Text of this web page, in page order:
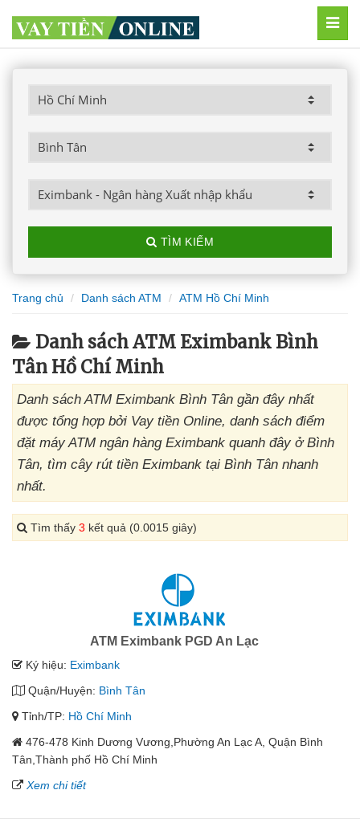
TÌM KIẾM
Trang chủ Danh sách ATM ATM Hồ Chí Minh
Danh sách ATM Eximbank Bình
Tân Hồ Chí Minh
Danh sách ATM Eximbank Bình Tân gần đây nhất
được tổng hợp bởi Vay tiền Online, danh sách điểm
đặt máy ATM ngân hàng Eximbank quanh đây ở Bình
Tân, tìm cây rút tiền Eximbank tại Bình Tân nhanh
nhất.
Tìm thấy 3 kết quả (0.0015 giây)
ATM Eximbank PGD An Lạc
Ký hiệu: Eximbank
Quận/Huyện: Bình Tân
Tỉnh/TP: Hồ Chí Minh
476-478 Kinh Dương Vương,Phường An Lạc A, Quận Bình
Tân,Thành phố Hồ Chí Minh
Xem chi tiết